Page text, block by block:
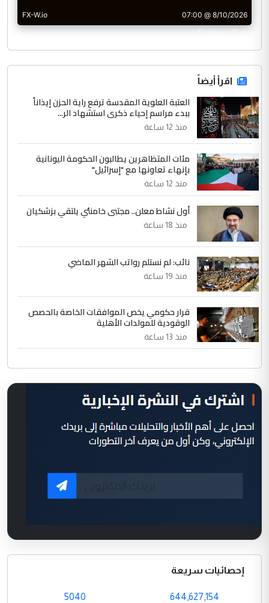
CurrencyRate
اقرأ أيضاً
العتبة العلوية المقدسة ترفع راية الحزن إيذاناً
ببدء مراسم إحياء ذكرى استشهاد الر...
منذ 12 ساعة
مئات المتظاهرين يطالبون الحكومة اليونانية
بإنهاء تعاونها مع "إسرائيل"
منذ 12 ساعة
أول نشاط معلن.. مجتبى خامنئي يلتقي بزشكيان
منذ 18 ساعة
نائب: لم نستلم رواتب الشهر الماضي
منذ 19 ساعة
قرار حكومي يخص الموافقات الخاصة بالحصص
الوقودية للمولدات الأهلية
منذ 13 ساعة
إحصائيات سريعة
644,627,154
5040